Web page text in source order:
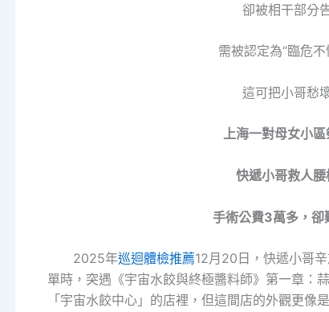
卻被相干部分
需被認定為“臨危不
這可把小哥愁
上海一對母女小
快遞小哥救人
手術公費3萬多，卻
2025年巡迴體檢推薦12月20日，快遞小哥
單時，突遇《宇宙水餃與終極醬料師》第一章：
「宇宙水餃中心」的店裡，但這間店的外觀更像